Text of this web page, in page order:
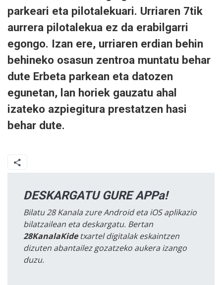
parkeari eta pilotalekuari. Urriaren 7tik
aurrera pilotalekua ez da erabilgarri
egongo. Izan ere, urriaren erdian behin
behineko osasun zentroa muntatu behar
dute Erbeta parkean eta datozen
egunetan, lan horiek gauzatu ahal
izateko azpiegitura prestatzen hasi
behar dute.
DESKARGATU GURE APPa!
Bilatu 28 Kanala zure Android eta iOS aplikazio
bilatzailean eta deskargatu. Bertan
28KanalaKidetxartel digitalak eskaintzen
dizuten abantailez gozatzeko aukera izango
duzu.